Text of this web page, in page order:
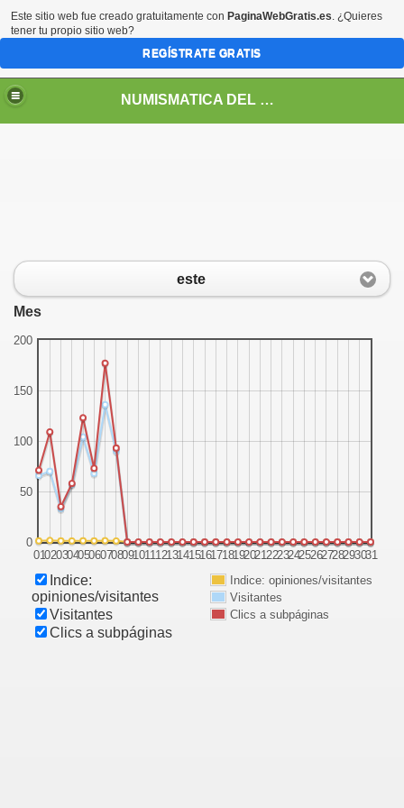
NUMISMATICA DEL PERU
este
Mes
01020304050607080910111213141516171819202122232425262728293031
0
50
100
150
200
Indice: opiniones/visitantes
Visitantes
Clics a subpáginas
Indice:
opiniones/visitantes
Visitantes
Clics a subpáginas
Y REPUBLICA
III
Este sitio web fue creado gratuitamente con PaginaWebGratis.es. ¿Quieres
tener tu propio sitio web?
REGÍSTRATE GRATIS